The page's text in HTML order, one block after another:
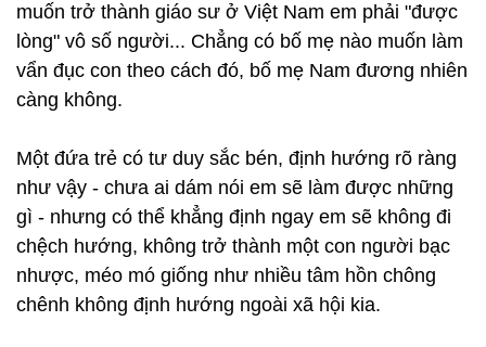
muốn trở thành giáo sư ở Việt Nam em phải "được
lòng" vô số người... Chẳng có bố mẹ nào muốn làm
vẩn đục con theo cách đó, bố mẹ Nam đương nhiên
càng không.
Một đứa trẻ có tư duy sắc bén, định hướng rõ ràng
như vậy - chưa ai dám nói em sẽ làm được những
gì - nhưng có thể khẳng định ngay em sẽ không đi
chệch hướng, không trở thành một con người bạc
nhược, méo mó giống như nhiều tâm hồn chông
chênh không định hướng ngoài xã hội kia.